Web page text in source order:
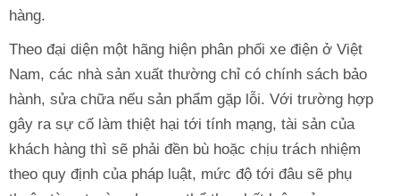
hàng.
Theo đại diện một hãng hiện phân phối xe điện ở Việt
Nam, các nhà sản xuất thường chỉ có chính sách bảo
hành, sửa chữa nếu sản phẩm gặp lỗi. Với trường hợp
gây ra sự cố làm thiệt hại tới tính mạng, tài sản của
khách hàng thì sẽ phải đền bù hoặc chịu trách nhiệm
theo quy định của pháp luật, mức độ tới đâu sẽ phụ